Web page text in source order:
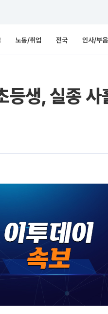
노동/취업 전국 인사/부음
생, 실종 사